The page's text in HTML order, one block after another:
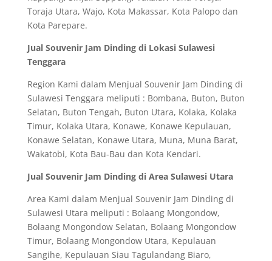
Toraja Utara, Wajo, Kota Makassar, Kota Palopo dan
Kota Parepare.
Jual Souvenir Jam Dinding di Lokasi Sulawesi
Tenggara
Region Kami dalam Menjual Souvenir Jam Dinding di
Sulawesi Tenggara meliputi : Bombana, Buton, Buton
Selatan, Buton Tengah, Buton Utara, Kolaka, Kolaka
Timur, Kolaka Utara, Konawe, Konawe Kepulauan,
Konawe Selatan, Konawe Utara, Muna, Muna Barat,
Wakatobi, Kota Bau-Bau dan Kota Kendari.
Jual Souvenir Jam Dinding di Area Sulawesi Utara
Area Kami dalam Menjual Souvenir Jam Dinding di
Sulawesi Utara meliputi : Bolaang Mongondow,
Bolaang Mongondow Selatan, Bolaang Mongondow
Timur, Bolaang Mongondow Utara, Kepulauan
Sangihe, Kepulauan Siau Tagulandang Biaro,